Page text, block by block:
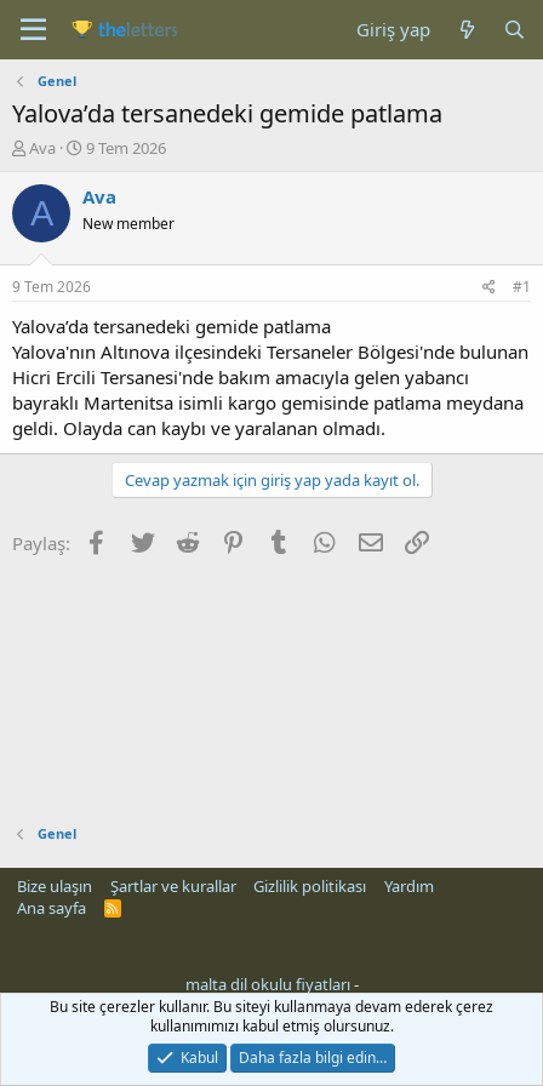
Giriş yap
Genel
Yalova’da tersanedeki gemide patlama
K
n
b
u
u
b
a
ş
l
a
t
a
n
Ava
B
ş
a
g
ı
ç
a
r
i
h
i
9 Tem 2026
A Ava
New member
9 Tem 2026 #1
Yalova’da tersanedeki gemide patlama
Yalova'nın Altınova ilçesindeki Tersaneler Bölgesi'nde bulunan
Hicri Ercili Tersanesi'nde bakım amacıyla gelen yabancı
bayraklı Martenitsa isimli kargo gemisinde patlama meydana
geldi. Olayda can kaybı ve yaralanan olmadı.
Cevap yazmak için giriş yap yada kayıt ol.
Paylaş: Facebook
Twitter Reddit PinterestTumblr WhatsApp
E-posta
Genel
Bize ulaşın Şartlar ve kurallar Gizlilik politikası
Yardım
Ana sayfa
R
malta dil okulu fiyatları-
Bu site çerezler kullanır. Bu siteyi kullanmaya devam ederek çerez
kullanımımızı kabul etmiş olursunuz.
Kabul
Daha fazla bilgi edin…